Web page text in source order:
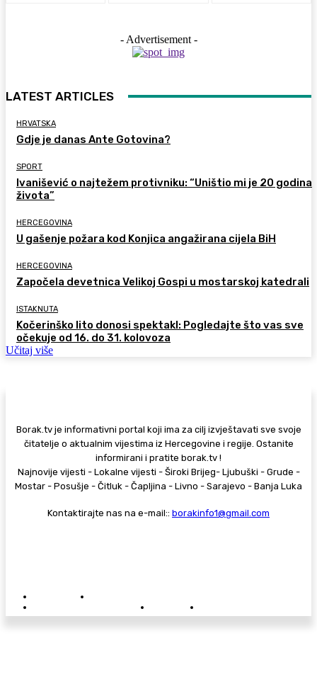
- Advertisement -
LATEST ARTICLES
HRVATSKA
Gdje je danas Ante Gotovina?
SPORT
Ivanišević o najtežem protivniku: “Uništio mi je 20 godina
života”
HERCEGOVINA
U gašenje požara kod Konjica angažirana cijela BiH
HERCEGOVINA
Započela devetnica Velikoj Gospi u mostarskoj katedrali
ISTAKNUTA
Kočerinško lito donosi spektakl: Pogledajte što vas sve
očekuje od 16. do 31. kolovoza
Učitaj više
Borak.tv je informativni portal koji ima za cilj izvještavati sve svoje
čitatelje o aktualnim vijestima iz Hercegovine i regije. Ostanite
informirani i pratite borak.tv !
Najnovije vijesti - Lokalne vijesti - Široki Brijeg- Ljubuški - Grude -
Mostar - Posušje - Čitluk - Čapljina - Livno - Sarajevo - Banja Luka
Kontaktirajte nas na e-mail:: borakinfo1@gmail.com